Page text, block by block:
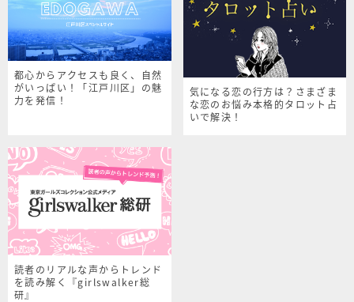
都心からアクセスも良く、自然
がいっぱい！「江戸川区」の魅
力を発信！
気になる恋の行方は？さまざま
な恋のお悩み本格的タロット占
いで解決！
読者のリアルな声からトレンド
を読み解く『girlswalker総
研』